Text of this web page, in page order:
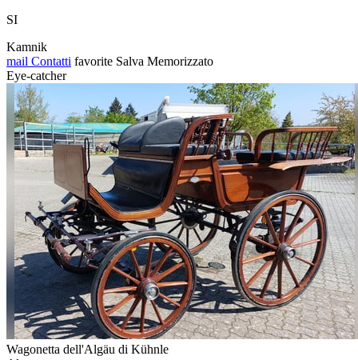
SI
Kamnik
mail Contatti favorite Salva Memorizzato
Eye-catcher
Wagonetta dell'Algäu di Kühnle